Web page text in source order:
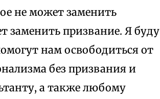
не может заменить
заменить призвание. Я буду
нам освободиться от
без призвания и
а также любому